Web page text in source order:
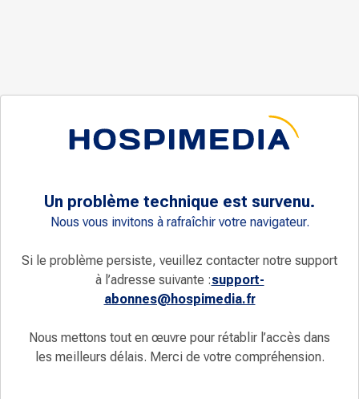
Un problème technique est survenu.
Nous vous invitons à rafraîchir votre navigateur.
Si le problème persiste, veuillez contacter notre support
à l’adresse suivante :support-
abonnes@hospimedia.fr
Nous mettons tout en œuvre pour rétablir l’accès dans
les meilleurs délais. Merci de votre compréhension.